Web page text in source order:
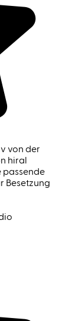
von der
hiral
passende
Besetzung